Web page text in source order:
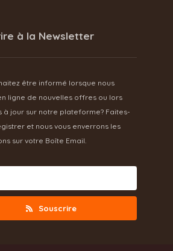
à la Newsletter
être informé lorsque nous
ligne de nouvelles offres ou lors
à jour sur notre plateforme? Faites-
et nous vous enverrons les
sur votre Boîte Email.
Souscrire